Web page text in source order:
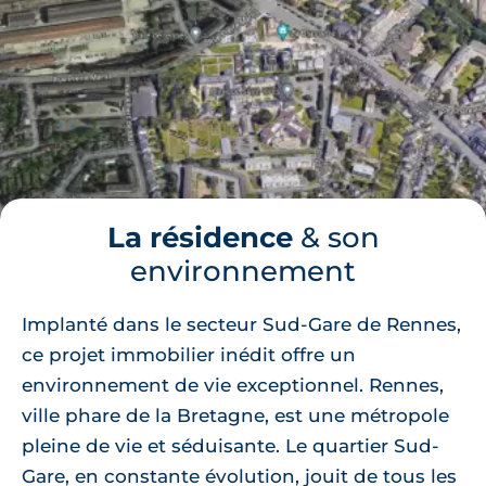
La résidence& son
environnement
Implanté dans le secteur Sud-Gare de Rennes,
ce projet immobilier inédit offre un
environnement de vie exceptionnel. Rennes,
ville phare de la Bretagne, est une métropole
pleine de vie et séduisante. Le quartier Sud-
Gare, en constante évolution, jouit de tous les